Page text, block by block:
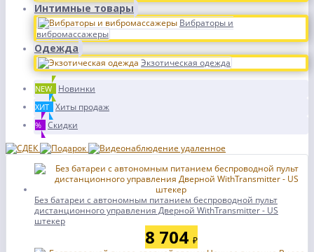
Интимные товары
Вибраторы и
вибромассажеры
Одежда
Экзотическая одежда
NEW Новинки
ХИТ Хиты продаж
% Скидки
Без батареи с автономным питанием беспроводной пульт
дистанционного управления Дверной WithTransmitter - US
штекер
8 704 ₽